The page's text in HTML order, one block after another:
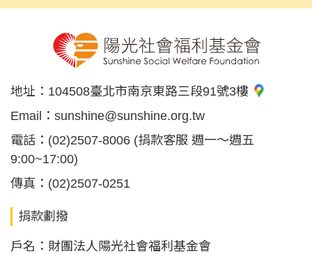
地址： 104508臺北市南京東路三段91號3樓
Email： sunshine@sunshine.org.tw
電話： (02)2507-8006 (捐款客服 週一～週五
9:00~17:00)
傳真： (02)2507-0251
捐款劃撥
戶名：財團法人陽光社會福利基金會